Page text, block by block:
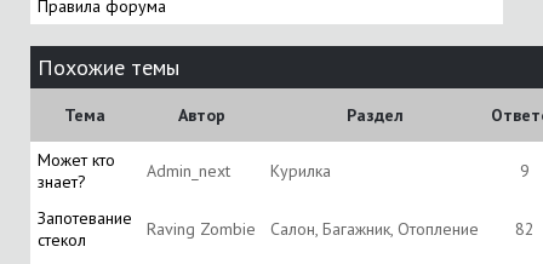
Правила форума
Похожие темы
Тема Автор Раздел
Может кто
знает?
Admin_next Курилка 9
Запотевание
стекол
Raving Zombie Салон, Багажник, Отопление 82